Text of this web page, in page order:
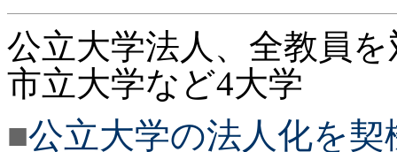
公立大学法人、全教員
市立大学など4大学
■公立大学の法人化を